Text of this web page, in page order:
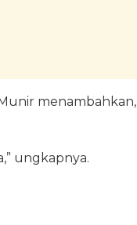
menambahkan,
ungkapnya.